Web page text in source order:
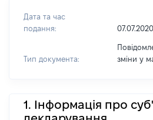
Дата та час
подання:
Тип документа:
зміни y
1. Інформація про